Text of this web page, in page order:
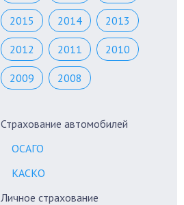
2015 2014 2013
2012 2011 2010
2009 2008
Страхование автомобилей
ОСАГО
КАСКО
Личное страхование